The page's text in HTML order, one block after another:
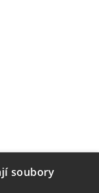
soubory